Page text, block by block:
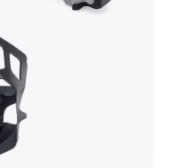
Ratenzahlung